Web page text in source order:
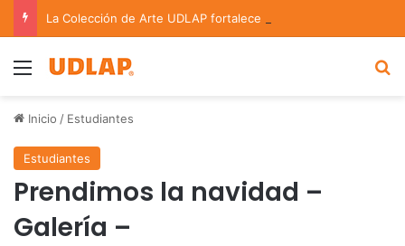
Menu
Inicio / Estudiantes
Estudiantes
Prendimos la navidad –
Galería –